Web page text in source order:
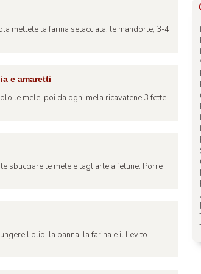
mettete la farina setacciata, le mandorle, 3-4
e amaretti
le mele, poi da ogni mela ricavatene 3 fette
sbucciare le mele e tagliarle a fettine. Porre
l'olio, la panna, la farina e il lievito.